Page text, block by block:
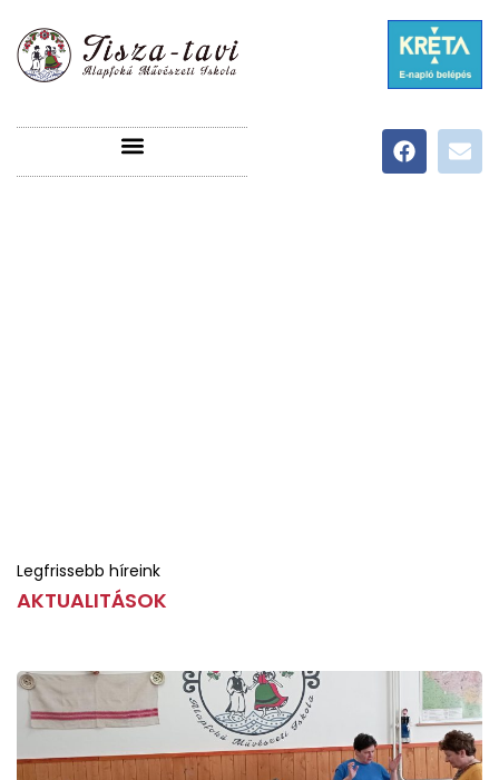
Legfrissebb híreink
AKTUALITÁSOK